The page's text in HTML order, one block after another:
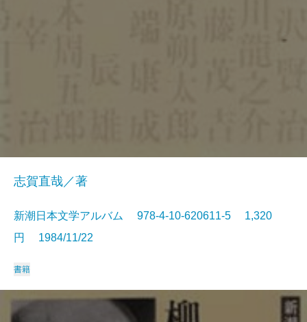
志賀直哉／著
新潮日本文学アルバム 978-4-10-620611-5 1,320
円 1984/11/22
書籍